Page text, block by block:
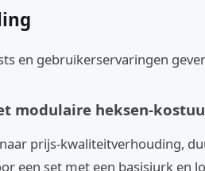
en gebruikerservaringen
modulaire heksen-
prijs-kwaliteitverhouding,
een set met een basisjurk en